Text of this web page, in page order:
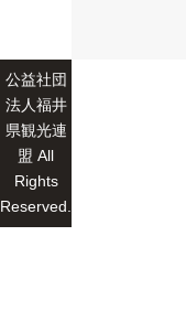
公益社団
法人福井
県観光連
盟 All
Rights
Reserved.